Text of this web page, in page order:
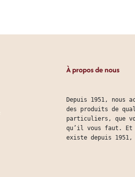
À propos de nous
Depuis 1951, nous
des produits de
particuliers, que
qu’il vous faut. Et
existe depuis